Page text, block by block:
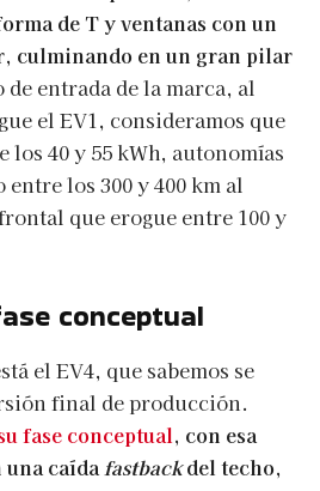
de T y ventanas con un
culminando en un gran pilar
entrada de la marca, al
el EV1, consideramos que
los 40 y 55 kWh, autonomías
los 300 y 400 km al
que erogue entre 100 y
conceptual
el EV4, que sabemos se
final de producción.
fase conceptual, con esa
una caídafastbackdel techo,